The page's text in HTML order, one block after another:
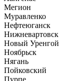
Мегион
Муравленко
Нефтеюганск
Нижневартовск
Новый Уренгой
Ноябрьск
Нягань
Пойковский
Пурпе